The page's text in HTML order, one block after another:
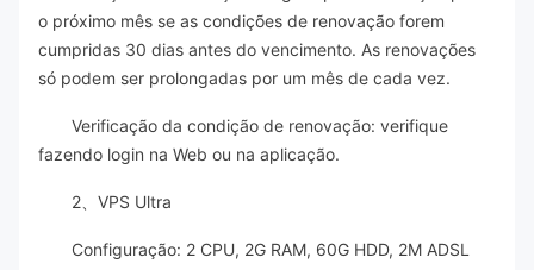
o próximo mês se as condições de renovação forem
cumpridas 30 dias antes do vencimento. As renovações
só podem ser prolongadas por um mês de cada vez.
Verificação da condição de renovação: verifique
fazendo login na Web ou na aplicação.
2、VPS Ultra
Configuração: 2 CPU, 2G RAM, 60G HDD, 2M ADSL